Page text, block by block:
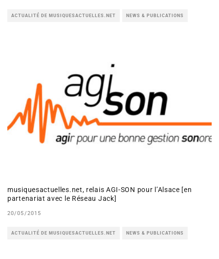
ACTUALITÉ DE MUSIQUESACTUELLES.NET NEWS & PUBLICATIONS
musiquesactuelles.net, relais AGI-SON pour l’Alsace [en
partenariat avec le Réseau Jack]
20/05/2015
ACTUALITÉ DE MUSIQUESACTUELLES.NET NEWS & PUBLICATIONS